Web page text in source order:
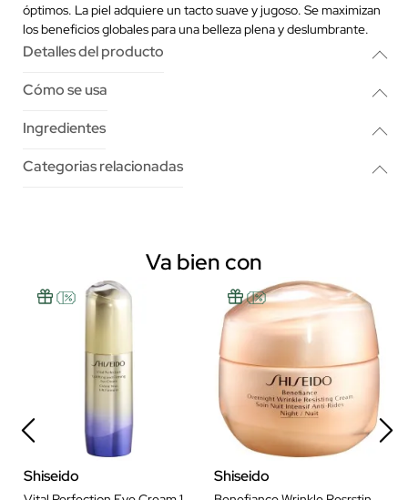
óptimos. La piel adquiere un tacto suave y jugoso. Se maximizan
los beneficios globales para una belleza plena y deslumbrante.
Detalles del producto
Cómo se usa
Ingredientes
Categorias relacionadas
Va bien con
Shiseido Shiseido